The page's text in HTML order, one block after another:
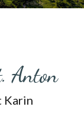
Anton
Karin